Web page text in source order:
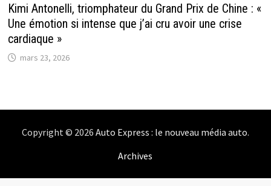
Kimi Antonelli, triomphateur du Grand Prix de Chine : «
Une émotion si intense que j’ai cru avoir une crise
cardiaque »
mars 23, 2026
Copyright © 2026 Auto Express : le nouveau média auto.
Archives